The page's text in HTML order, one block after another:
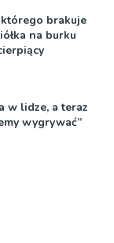
którego brakuje
na burku
w lidze, a teraz
wygrywać”